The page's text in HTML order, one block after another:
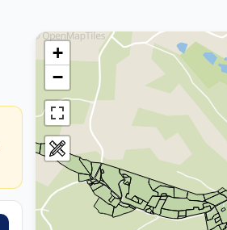
+
−